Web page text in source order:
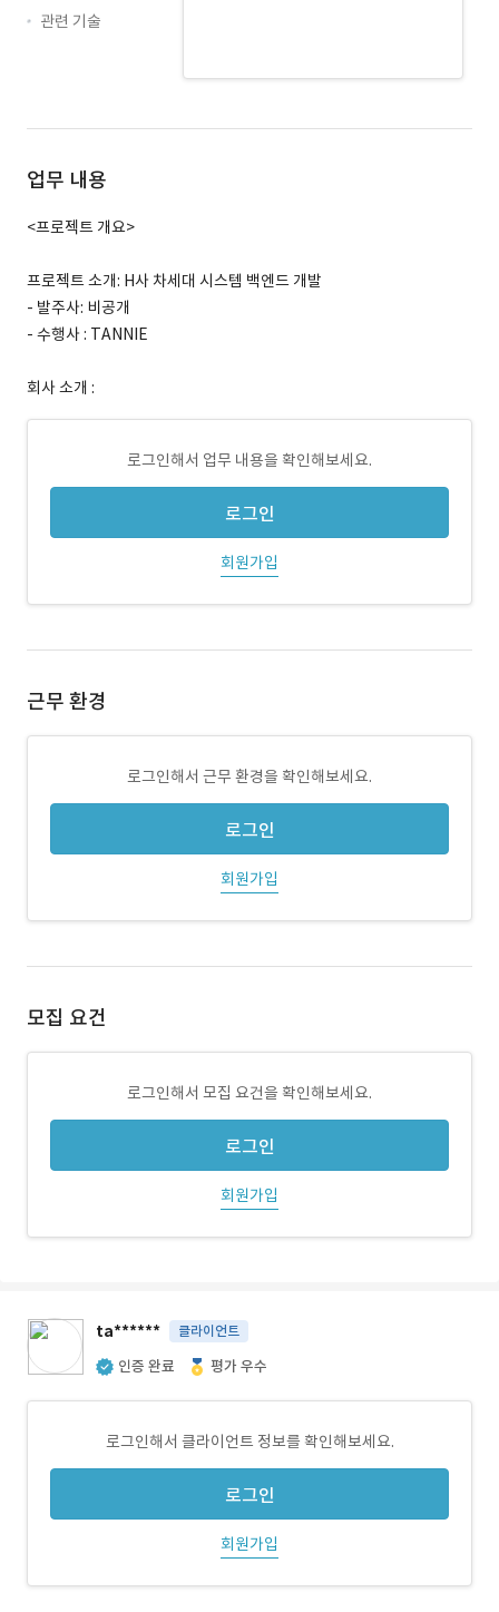
관련 기술
업무 내용
<프로젝트 개요>
프로젝트 소개: H사 차세대 시스템 백엔드 개발
- 발주사: 비공개
- 수행사 : TANNIE
회사 소개 :
로그인해서 업무 내용을 확인해보세요.
로그인
회원가입
근무 환경
로그인해서 근무 환경을 확인해보세요.
로그인
회원가입
모집 요건
로그인해서 모집 요건을 확인해보세요.
로그인
회원가입
ta****** 클라이언트
인증 완료 평가 우수
로그인해서 클라이언트 정보를 확인해보세요.
로그인
회원가입